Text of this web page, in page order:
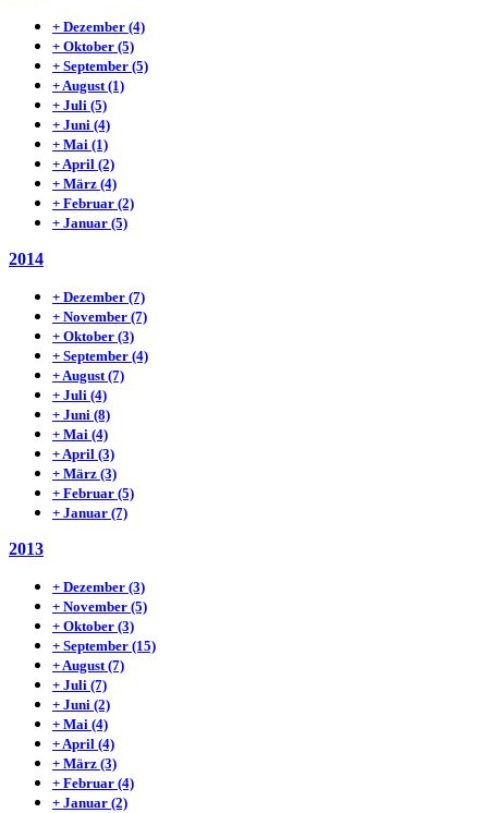
+ Dezember (4)
+ Oktober (5)
+ September (5)
+August(1)
+ Juli (5)
+ Juni (4)
+ Mai (1)
+April (2)
+ März (4)
+ Februar (2)
+ Januar (5)
2014
+ Dezember (7)
+ November (7)
+ Oktober (3)
+ September (4)
+August(7)
+ Juli (4)
+ Juni (8)
+ Mai (4)
+April (3)
+ März (3)
+ Februar (5)
+ Januar (7)
2013
+ Dezember (3)
+ November (5)
+ Oktober (3)
+ September (15)
+August(7)
+ Juli (7)
+ Juni (2)
+ Mai (4)
+April (4)
+ März (3)
+ Februar (4)
+ Januar (2)